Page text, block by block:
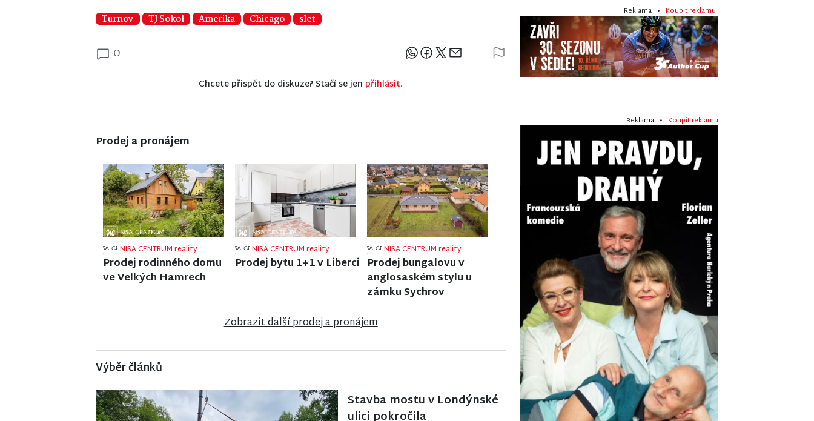
Turnov TJ Sokol Amerika Chicago slet
0
Sdílejte článek
Chcete přispět do diskuze? Stačí se jen přihlásit.
Prodej a pronájem
NISA CENTRUM reality
Prodej činžovního domu
v Jablonci nad Nisou
NISA CENTRUM reality
Prodej rodinného domu
NISA CENTRUM reality
Prodej bytu 2+1 v
Jilemnici
Zobrazit další prodej a pronájem
Výběr článků
Stavba mostu v Londýnské
Reklama • Koupit reklamu
Reklama • Koupit reklamu